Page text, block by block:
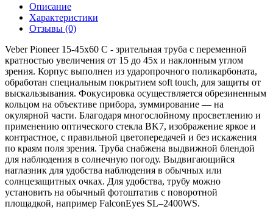
Описание
Характеристики
Отзывы (0)
Veber Pioneer 15-45x60 C - зрительная труба с переменной
кратностью увеличения от 15 до 45х и наклонным углом
зрения. Корпус выполнен из ударопрочного поликарбоната,
обработан специальным покрытием soft touch, для защиты от
выскальзывания. Фокусировка осуществляется обрезиненным
кольцом на объективе прибора, зуммирование — на
окулярной части. Благодаря многослойному просветлению и
применению оптического стекла BK7, изображение яркое и
контрастное, с правильной цветопередачей и без искажения
по краям поля зрения. Труба снабжена выдвижной блендой
для наблюдения в солнечную погоду. Выдвигающийся
наглазник для удобства наблюдения в обычных или
солнцезащитных очках. Для удобства, трубу можно
установить на обычный фотоштатив с поворотной
площадкой, например FalconEyes SL–2400WS.